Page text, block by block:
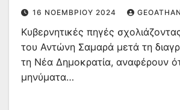
16 ΝΟΕΜΒΡΊΟΥ 2024
Κυβερνητικές πηγές
του Αντώνη Σαμαρά μετά τη
τη Νέα Δημοκρατία, αναφέρουν
μηνύματα…